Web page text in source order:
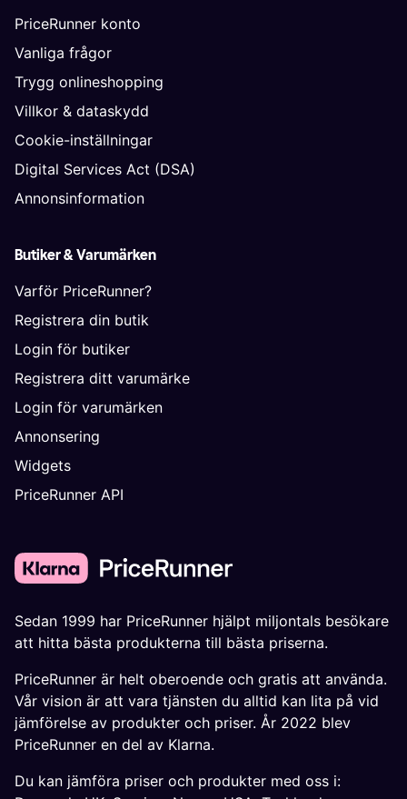
PriceRunner konto
Vanliga frågor
Trygg onlineshopping
Villkor & dataskydd
Cookie-inställningar
Digital Services Act (DSA)
Annonsinformation
Butiker & Varumärken
Varför PriceRunner?
Registrera din butik
Login för butiker
Registrera ditt varumärke
Login för varumärken
Annonsering
Widgets
PriceRunner API
Sedan 1999 har PriceRunner hjälpt miljontals besökare
att hitta bästa produkterna till bästa priserna.
PriceRunner är helt oberoende och gratis att använda.
Vår vision är att vara tjänsten du alltid kan lita på vid
jämförelse av produkter och priser. År 2022 blev
PriceRunner en del av Klarna.
Du kan jämföra priser och produkter med oss i: